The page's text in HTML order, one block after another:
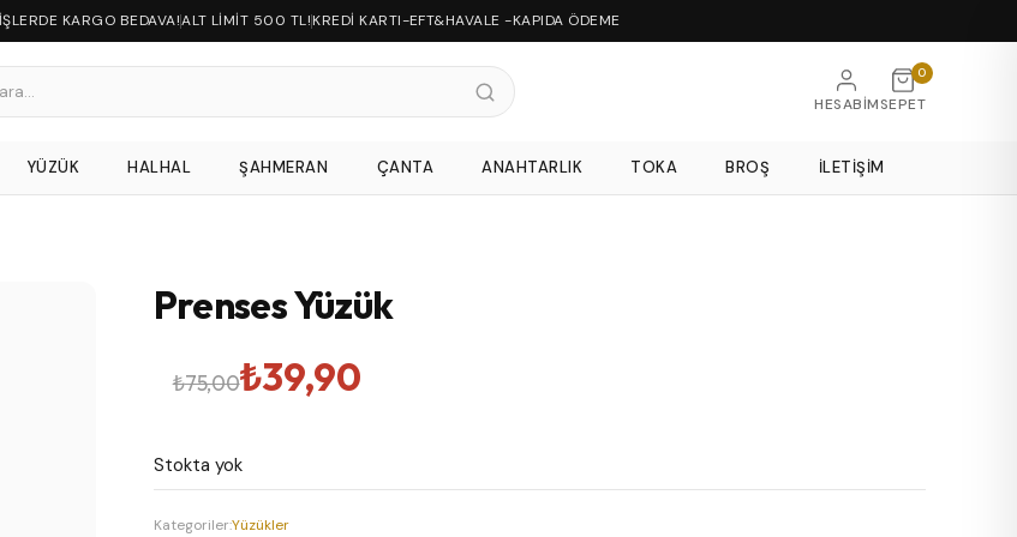
KARGO BEDAVA!ALT LİMİT 500 TL!KREDİ KARTI-EFT&HAVALE -KAPIDA ÖDEME
HESABIM
0
SEPET
YÜZÜK HALHAL ŞAHMERAN ÇANTA ANAHTARLIK TOKA BROŞ İLETIŞIM
Prenses Yüzük
₺75,00
Orijinal
₺75,00.
₺39,90
Şu
fiyat:
Stokta yok
Kategoriler:Yüzükler